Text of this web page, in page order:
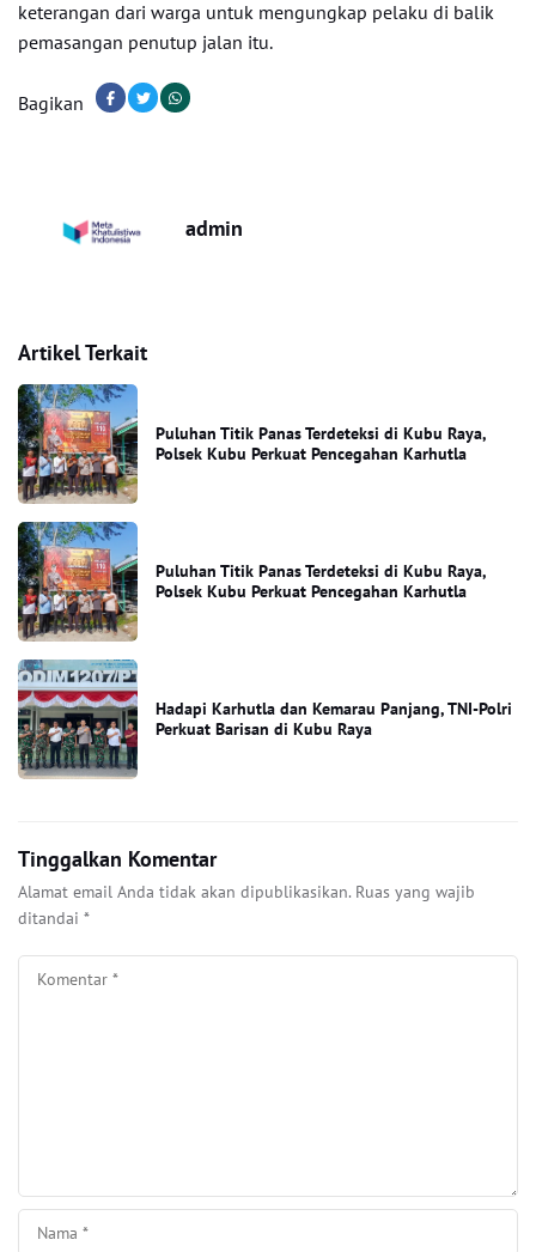
keterangan dari warga untuk mengungkap pelaku di balik
pemasangan penutup jalan itu.
Bagikan
admin
Artikel Terkait
Puluhan Titik Panas Terdeteksi di Kubu Raya,
Polsek Kubu Perkuat Pencegahan Karhutla
Puluhan Titik Panas Terdeteksi di Kubu Raya,
Polsek Kubu Perkuat Pencegahan Karhutla
Hadapi Karhutla dan Kemarau Panjang, TNI-Polri
Perkuat Barisan di Kubu Raya
Tinggalkan Komentar
Alamat email Anda tidak akan dipublikasikan. Ruas yang wajib
ditandai *